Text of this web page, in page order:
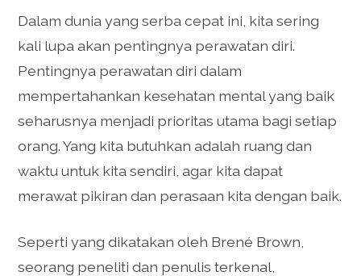
Dalam dunia yang serba cepat ini, kita sering
kali lupa akan pentingnya perawatan diri.
Pentingnya perawatan diri dalam
mempertahankan kesehatan mental yang baik
seharusnya menjadi prioritas utama bagi setiap
orang. Yang kita butuhkan adalah ruang dan
waktu untuk kita sendiri, agar kita dapat
merawat pikiran dan perasaan kita dengan baik.
Seperti yang dikatakan oleh Brené Brown,
seorang peneliti dan penulis terkenal,